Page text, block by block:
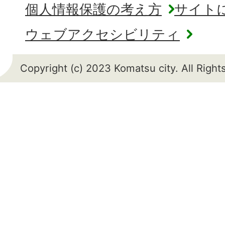
個人情報保護の考え方
サイト
ウェブアクセシビリティ
Copyright (c) 2023 Komatsu city. All